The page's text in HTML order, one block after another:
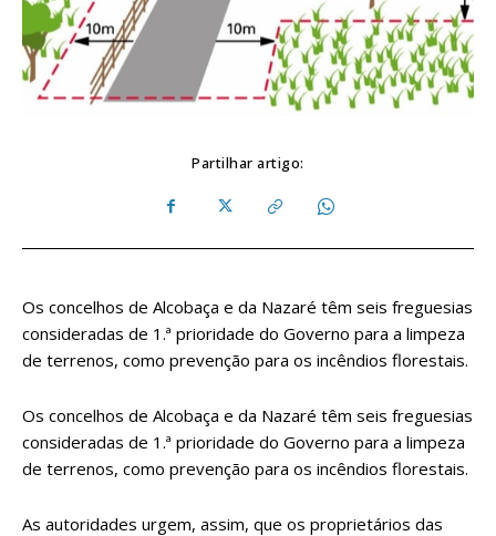
Partilhar artigo:
Os concelhos de Alcobaça e da Nazaré têm seis freguesias
consideradas de 1.ª prioridade do Governo para a limpeza
de terrenos, como prevenção para os incêndios florestais.
Os concelhos de Alcobaça e da Nazaré têm seis freguesias
consideradas de 1.ª prioridade do Governo para a limpeza
de terrenos, como prevenção para os incêndios florestais.
As autoridades urgem, assim, que os proprietários das